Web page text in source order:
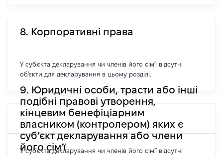
8. Корпоративні права
У суб'єкта декларування чи членів його сім'ї відсутні
об'єкти для декларування в цьому розділі.
9. Юридичні особи, трасти або інші
подібні правові утворення,
кінцевим бенефіціарним
власником (контролером) яких є
суб’єкт декларування або члени
його сім'ї
У суб'єкта декларування чи членів його сім'ї відсутні